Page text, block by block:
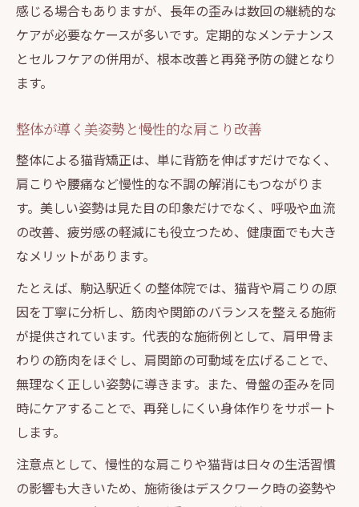
整体による猫背矯正の通院回数と目安を解
説
骨盤の歪み調整と猫背改善の期間について
個人差が出る整体の猫背矯正の期間を知る
一発で変化が分かる整体の可能性と注意点
感じる場合もありますが、長年の歪みは数回の継続的な
ケアが必要なケースが多いです。定期的なメンテナンス
とセルフケアの併用が、根本改善と再発予防の鍵となり
ます。
整体が導く美姿勢と慢性的な肩こり改善
整体による猫背矯正は、単に背筋を伸ばすだけでなく、
肩こりや腰痛など慢性的な不調の解消にもつながりま
す。美しい姿勢は見た目の印象だけでなく、呼吸や血流
の改善、疲労感の軽減にも役立つため、健康面でも大き
なメリットがあります。
たとえば、駒込駅近くの整体院では、猫背や肩こりの原
因を丁寧に分析し、筋肉や関節のバランスを整える施術
が提供されています。代表的な施術例として、肩甲骨ま
わりの筋肉をほぐし、肩関節の可動域を広げることで、
無理なく正しい姿勢に導きます。また、骨盤の歪みを同
時にケアすることで、再発しにくい身体作りをサポート
します。
注意点として、慢性的な肩こりや猫背は日々の生活習慣
の影響も大きいため、施術後はデスクワーク時の姿勢や